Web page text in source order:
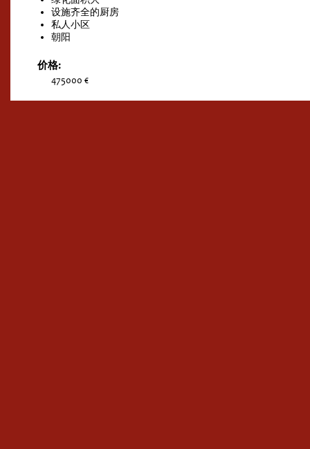
设施齐全的厨房
私人小区
朝阳
价格:
475000 €